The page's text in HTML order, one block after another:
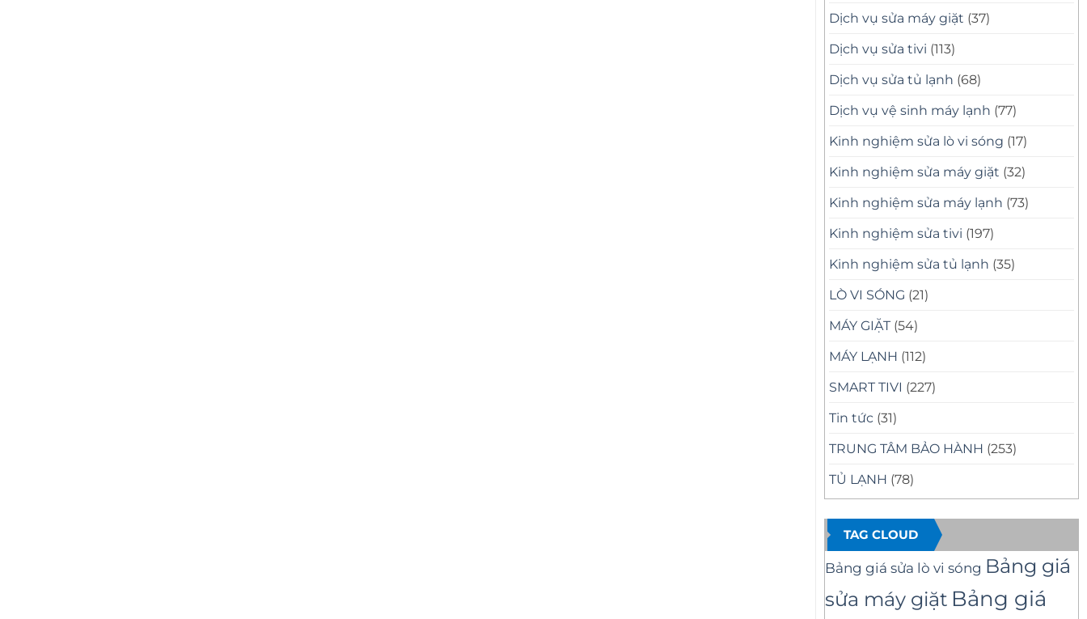
Dịch vụ sửa máy giặt (37)
Dịch vụ sửa tivi (113)
Dịch vụ sửa tủ lạnh (68)
Dịch vụ vệ sinh máy lạnh (77)
Kinh nghiệm sửa lò vi sóng (17)
Kinh nghiệm sửa máy giặt (32)
Kinh nghiệm sửa máy lạnh (73)
Kinh nghiệm sửa tivi (197)
Kinh nghiệm sửa tủ lạnh (35)
LÒ VI SÓNG (21)
MÁY GIẶT (54)
MÁY LẠNH (112)
SMART TIVI (227)
Tin tức (31)
TRUNG TÂM BẢO HÀNH (253)
TỦ LẠNH (78)
TAG CLOUD
Bảng giá sửa lò vi sóng Bảng giá
sửa máy giặt Bảng giá